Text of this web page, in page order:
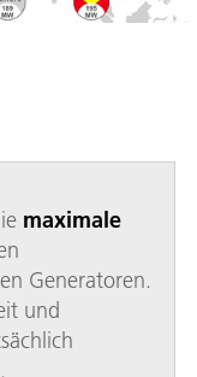
maximale
Generatoren.
und